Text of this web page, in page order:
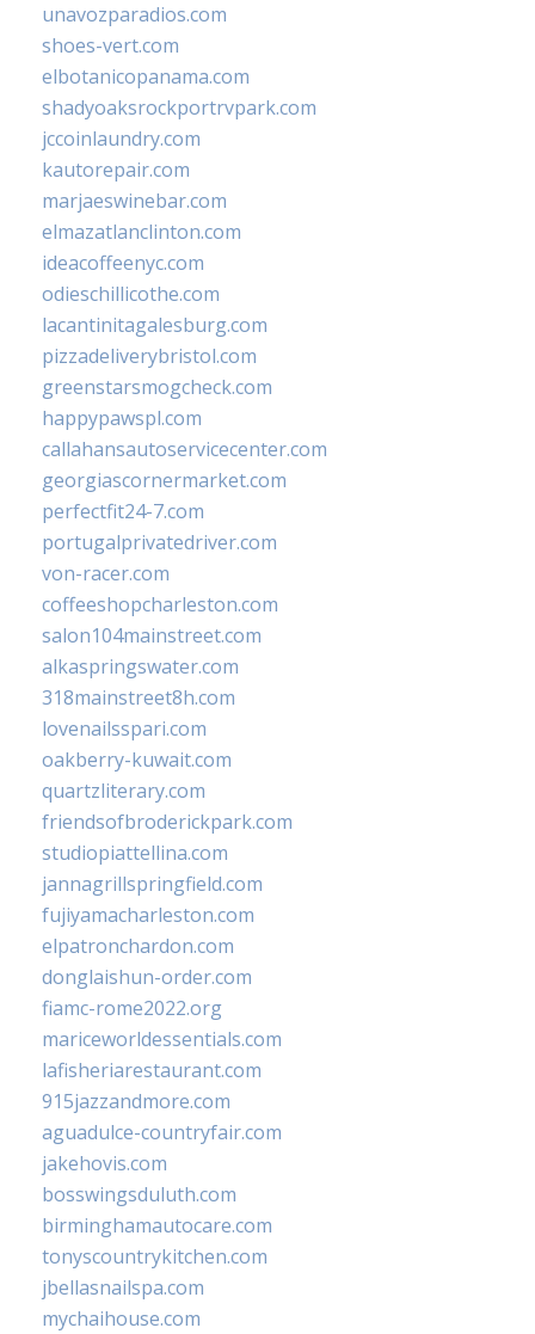
unavozparadios.com
shoes-vert.com
elbotanicopanama.com
shadyoaksrockportrvpark.com
jccoinlaundry.com
kautorepair.com
marjaeswinebar.com
elmazatlanclinton.com
ideacoffeenyc.com
odieschillicothe.com
lacantinitagalesburg.com
pizzadeliverybristol.com
greenstarsmogcheck.com
happypawspl.com
callahansautoservicecenter.com
georgiascornermarket.com
perfectfit24-7.com
portugalprivatedriver.com
von-racer.com
coffeeshopcharleston.com
salon104mainstreet.com
alkaspringswater.com
318mainstreet8h.com
lovenailsspari.com
oakberry-kuwait.com
quartzliterary.com
friendsofbroderickpark.com
studiopiattellina.com
jannagrillspringfield.com
fujiyamacharleston.com
elpatronchardon.com
donglaishun-order.com
fiamc-rome2022.org
mariceworldessentials.com
lafisheriarestaurant.com
915jazzandmore.com
aguadulce-countryfair.com
jakehovis.com
bosswingsduluth.com
birminghamautocare.com
tonyscountrykitchen.com
jbellasnailspa.com
mychaihouse.com